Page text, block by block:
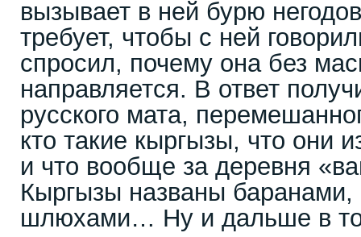
вызывает в ней бурю
требует, чтобы с ней
спросил, почему она без
направляется. В ответ
русского мата,
кто такие кыргызы, что они
и что вообще за деревня
Кыргызы названы баранами,
шлюхами… Ну и дальше в